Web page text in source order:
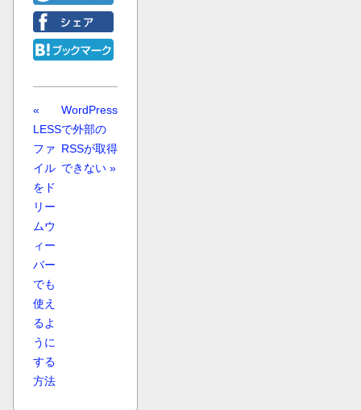
«
LESS
ファ
イル
をド
リー
ムウ
ィー
バー
でも
使え
るよ
うに
する
方法
WordPress
で外部の
RSSが取得
できない »